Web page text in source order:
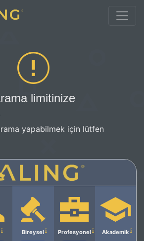
limitinize
yapabilmek için lütfen
Bireysel Profesyonel Akademik